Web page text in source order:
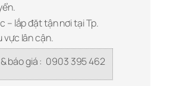
– lắp đặt tận nơi tại Tp.
vực lân cận.
báo giá : 0903 395 462